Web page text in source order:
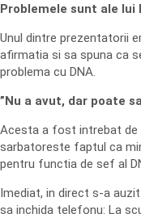
Problemele sunt ale lui
Unul dintre prezentatorii
afirmatia si sa spuna ca
problema cu DNA.
”Nu a avut, dar poate
Acesta a fost intrebat de
sarbatoreste faptul ca
pentru functia de sef al
Imediat, in direct s-a
sa inchida telefonu: La